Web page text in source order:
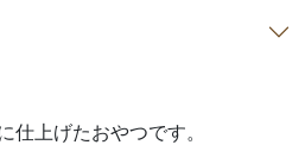
仕上げたおやつです。